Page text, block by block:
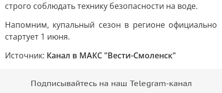
строго соблюдать технику безопасности на воде.
Напомним, купальный сезон в регионе официально
стартует 1 июня.
Источник: Канал в МАКС "Вести-Смоленск"
Подписывайтесь на наш Telegram-канал